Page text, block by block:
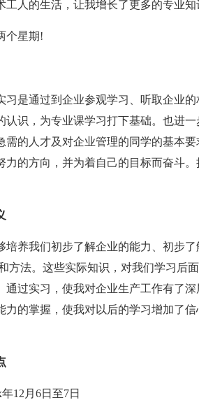
工人的生活，让我增长了更多的专业知
个星期!
习是通过到企业参观学习、听取企业
认识，为专业课学习打下基础。也进
需的人才及对企业管理的同学的基本
力的方向，并为着自己的目标而奋斗
培养我们初步了解企业的能力、初步
方法。这些实际知识，对我们学习后
通过实习，使我对企业生产工作有了
力的掌握，使我对以后的学习增加了
12月6日至7日